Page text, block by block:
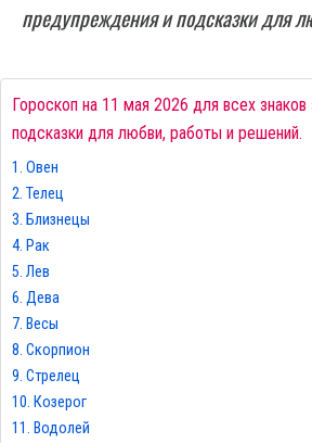
предупреждения и подсказки для
Гороскоп на 11 мая 2026 для всех
подсказки для любви, работы и решений.
Овен
Телец
Близнецы
Рак
Лев
Дева
Весы
Скорпион
Стрелец
Козерог
Водолей